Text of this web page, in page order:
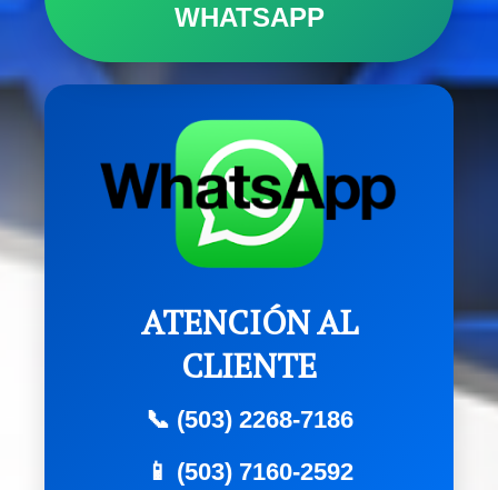
WHATSAPP
ATENCIÓN AL
CLIENTE
📞 (503) 2268-7186
📱 (503) 7160-2592